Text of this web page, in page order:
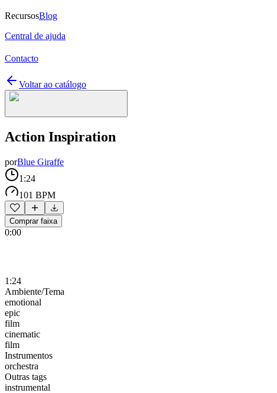
RecursosBlog
Central de ajuda
Contacto
Voltar ao catálogo
Action Inspiration
porBlue Giraffe
1:24
101 BPM
Comprar faixa
0:00
1:24
Ambiente/Tema
emotional
epic
film
cinematic
film
Instrumentos
orchestra
Outras tags
instrumental